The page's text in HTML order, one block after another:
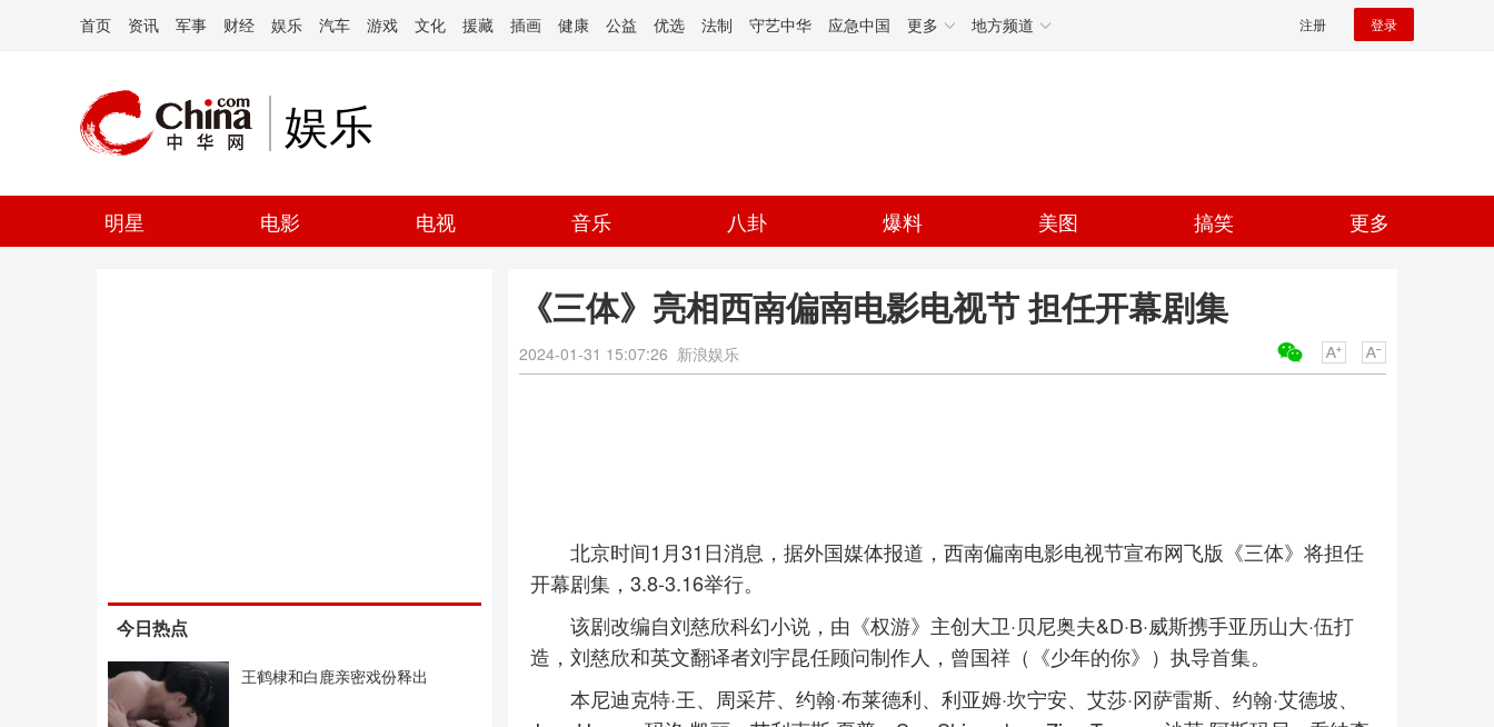
首页 资讯 军事 财经 娱乐 汽车 游戏 文化 援藏 插画 健康 公益 优选 法制 守艺中华 应急中国 更多 地方频道 注册 登录
娱乐
明星 电影 电视 音乐 八卦 爆料 美图 搞笑 更多
今日热点
王鹤棣和白鹿亲密戏份释出
《三体》亮相西南偏南电影电视节 担任开幕剧集
2024-01-31 15:07:26 新浪娱乐
北京时间1月31日消息，据外国媒体报道，西南偏南电影电视节宣布网飞版《三体》将担任
开幕剧集，3.8-3.16举行。
该剧改编自刘慈欣科幻小说，由《权游》主创大卫·贝尼奥夫&D·B·威斯携手亚历山大·伍打
造，刘慈欣和英文翻译者刘宇昆任顾问制作人，曾国祥（《少年的你》）执导首集。
本尼迪克特·王、周采芹、约翰·布莱德利、利亚姆·坎宁安、艾莎·冈萨雷斯、约翰·艾德坡、